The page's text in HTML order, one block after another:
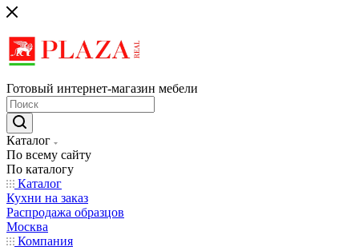
Готовый интернет-магазин мебели
Каталог
По всему сайту
По каталогу
Каталог
Кухни на заказ
Распродажа образцов
Москва
Компания